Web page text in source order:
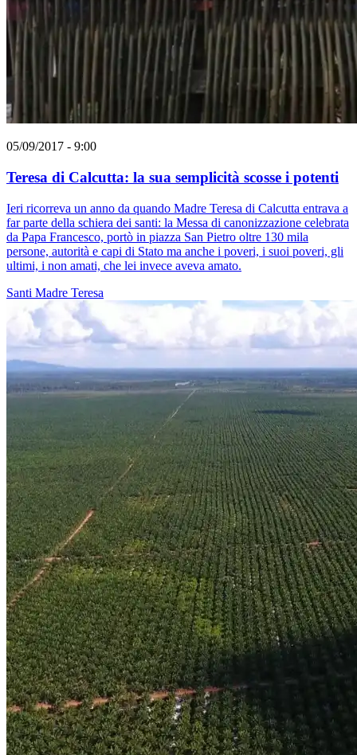
05/09/2017 - 9:00
Teresa di Calcutta: la sua semplicità scosse i potenti
Ieri ricorreva un anno da quando Madre Teresa di Calcutta entrava a
far parte della schiera dei santi: la Messa di canonizzazione celebrata
da Papa Francesco, portò in piazza San Pietro oltre 130 mila
persone, autorità e capi di Stato ma anche i poveri, i suoi poveri, gli
ultimi, i non amati, che lei invece aveva amato.
Santi Madre Teresa